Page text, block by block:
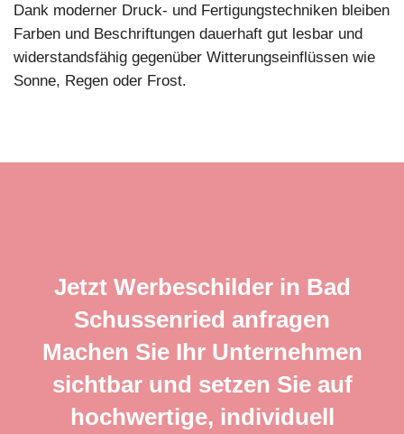
Dank moderner Druck- und Fertigungstechniken bleiben
Farben und Beschriftungen dauerhaft gut lesbar und
widerstandsfähig gegenüber Witterungseinflüssen wie
Sonne, Regen oder Frost.
Jetzt Werbeschilder in Bad
Schussenried anfragen
Machen Sie Ihr Unternehmen
sichtbar und setzen Sie auf
hochwertige, individuell